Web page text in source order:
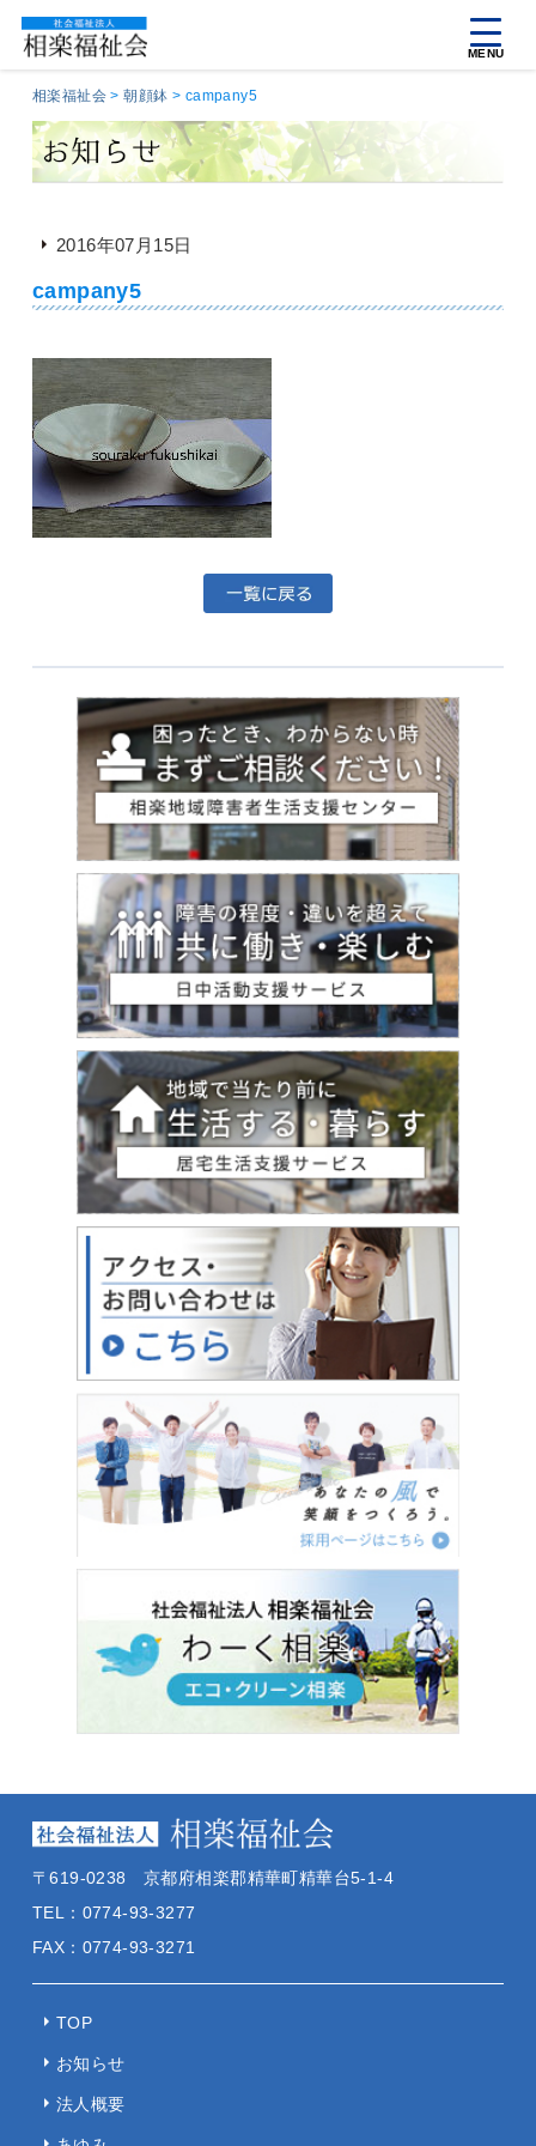
MENU
相楽福祉会>朝顔鉢 > campany5
2016年07月15日
campany5
TOP
お知らせ
法人概要
〒619-0238 京都府相楽郡精華町精華台5-1-4
TEL：0774-93-3277
FAX：0774-93-3271